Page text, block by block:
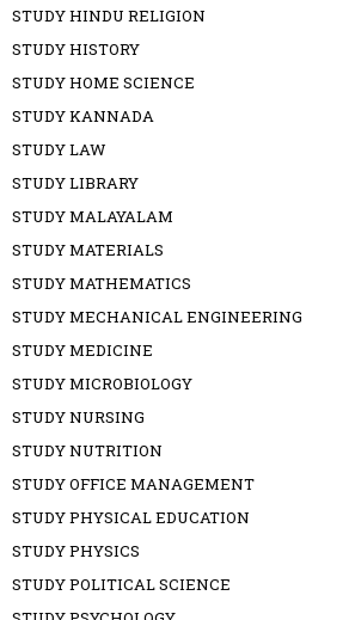
STUDY HINDU RELIGION
STUDY HISTORY
STUDY HOME SCIENCE
STUDY KANNADA
STUDY LAW
STUDY LIBRARY
STUDY MALAYALAM
STUDY MATERIALS
STUDY MATHEMATICS
STUDY MECHANICAL ENGINEERING
STUDY MEDICINE
STUDY MICROBIOLOGY
STUDY NURSING
STUDY NUTRITION
STUDY OFFICE MANAGEMENT
STUDY PHYSICAL EDUCATION
STUDY PHYSICS
STUDY POLITICAL SCIENCE